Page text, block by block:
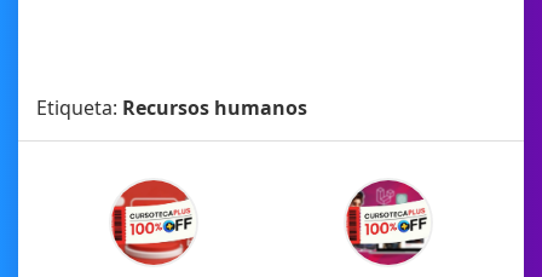
Etiqueta: Recursos humanos